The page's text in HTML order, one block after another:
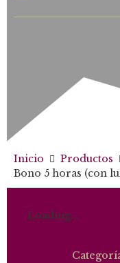
Inicio
Productos
Bono 5 horas (con
Loading...